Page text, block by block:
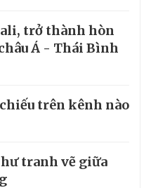
trở thành hòn
Á - Thái Bình
trên kênh nào
tranh vẽ giữa